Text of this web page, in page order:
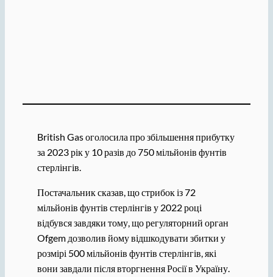
British Gas оголосила про збільшення прибутку
за 2023 рік у 10 разів до 750 мільйонів фунтів
стерлінгів.
Постачальник сказав, що стрибок із 72
мільйонів фунтів стерлінгів у 2022 році
відбувся завдяки тому, що регуляторний орган
Ofgem дозволив йому відшкодувати збитки у
розмірі 500 мільйонів фунтів стерлінгів, які
вони завдали після вторгнення Росії в Україну.